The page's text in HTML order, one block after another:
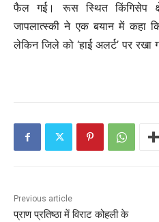
फैल गई। रूस स्थित किंगिसेप
जापलात्स्की ने एक बयान में कहा
लेकिन जिले को ‘हाई अलर्ट’ पर रखा
Previous article
प्राण प्रतिष्ठा में विराट कोहली के